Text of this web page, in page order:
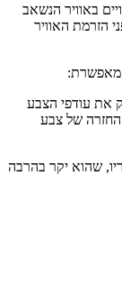
באוויר הנשאב
הזרמת האוויר
מאפשרת:
את עודפי הצבע
החזרה של צבע
שהוא יקר בהרבה